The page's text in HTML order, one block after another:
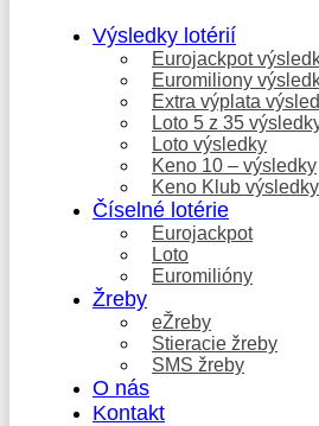
Výsledky lotérií
Eurojackpot
Euromiliony
Extra výplata
Loto 5 z 35
Loto výsledky
Keno 10 – výsledky
Keno Klub výsledky
Číselné lotérie
Eurojackpot
Loto
Euromilióny
Žreby
eŽreby
Stieracie žreby
SMS žreby
O nás
Kontakt